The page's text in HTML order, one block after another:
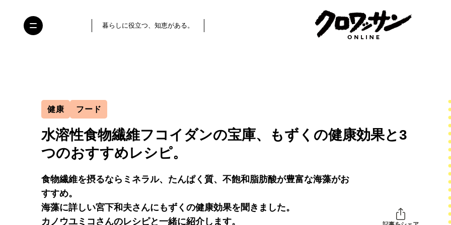
暮らしに役立つ、知恵がある。
健康 フード
水溶性食物繊維フコイダンの宝庫、もずくの健康効果と3
つのおすすめレシピ。
食物繊維を摂るならミネラル、たんぱく質、不飽和脂肪酸が豊富な海藻がお
すすめ。
海藻に詳しい宮下和夫さんにもずくの健康効果を聞きました。
カノウユミコさんのレシピと一緒に紹介します。